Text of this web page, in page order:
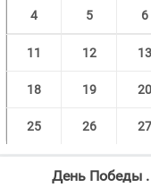
4 5 6
11 12 13
18 19 20
25 26 27
День Победы